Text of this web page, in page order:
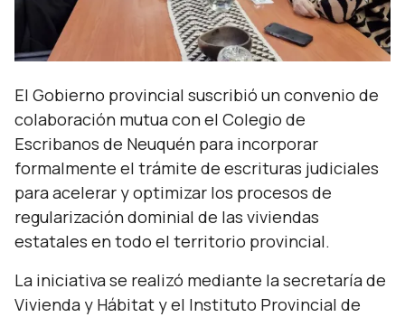
El Gobierno provincial suscribió un convenio de
colaboración mutua con el Colegio de
Escribanos de Neuquén para incorporar
formalmente el trámite de escrituras judiciales
para acelerar y optimizar los procesos de
regularización dominial de las viviendas
estatales en todo el territorio provincial.
La iniciativa se realizó mediante la secretaría de
Vivienda y Hábitat y el Instituto Provincial de